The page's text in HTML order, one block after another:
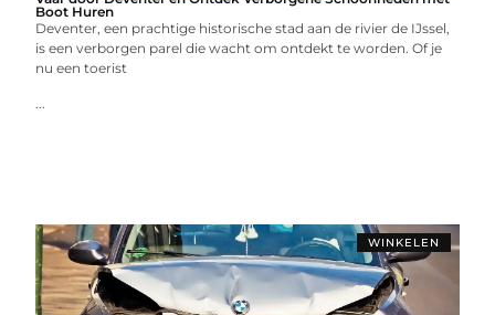
Boot Huren
Deventer, een prachtige historische stad aan de rivier de IJssel,
is een verborgen parel die wacht om ontdekt te worden. Of je
nu een toerist
...
WINKELEN